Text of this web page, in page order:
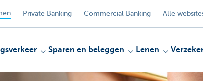
Private Banking Commercial Banking Alle
Sparen en beleggen Lenen